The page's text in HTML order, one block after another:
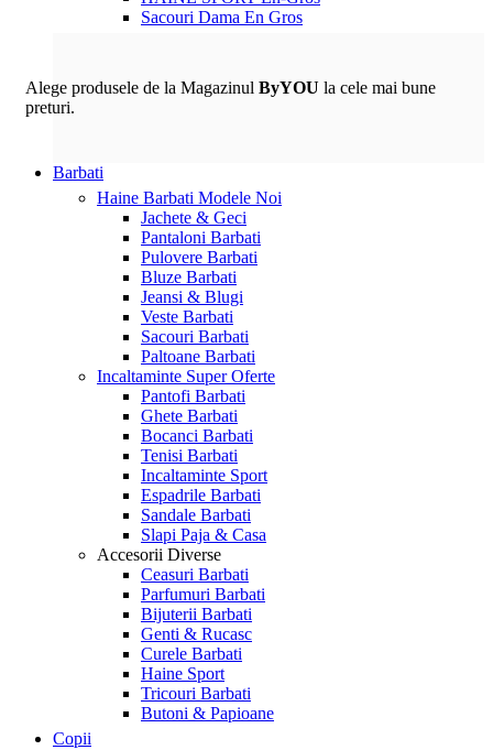
Sacouri Dama En Gros
Alege produsele de la Magazinul ByYOU la cele mai bune
preturi.
Barbati
Haine Barbati Modele Noi
Jachete & Geci
Pantaloni Barbati
Pulovere Barbati
Bluze Barbati
Jeansi & Blugi
Veste Barbati
Sacouri Barbati
Paltoane Barbati
Incaltaminte Super Oferte
Pantofi Barbati
Ghete Barbati
Bocanci Barbati
Tenisi Barbati
Incaltaminte Sport
Espadrile Barbati
Sandale Barbati
Slapi Paja & Casa
Accesorii Diverse
Ceasuri Barbati
Parfumuri Barbati
Bijuterii Barbati
Genti & Rucasc
Curele Barbati
Haine Sport
Tricouri Barbati
Butoni & Papioane
Copii